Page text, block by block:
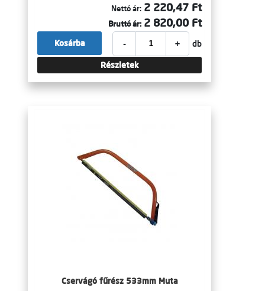
Nettó ár: 2 220,47 Ft
Bruttó ár: 2 820,00 Ft
- + db
Kosárba
Részletek
Cservágó fűrész 533mm Muta